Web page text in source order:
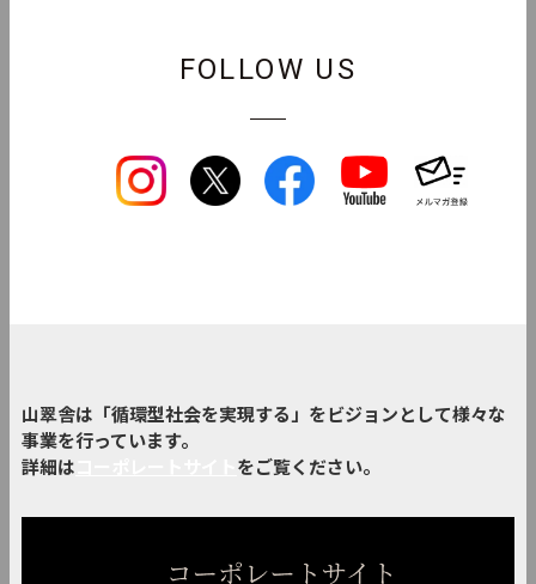
FOLLOW US
山翠舎は「循環型社会を実現する」をビジョンとして様々な
事業を行っています。
詳細は
をご覧ください。